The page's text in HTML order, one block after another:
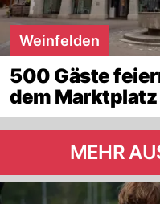
Weinfelden
500 Gäste
dem Marktplatz
MEHR